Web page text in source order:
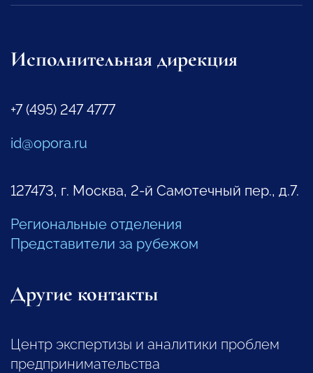
Исполнительная дирекция
+7 (495) 247 4777
id@opora.ru
127473, г. Москва, 2-й Самотечный пер., д.7.
Региональные отделения
Представители за рубежом
Другие контакты
Центр экспертизы и аналитики проблем
предпринимательства